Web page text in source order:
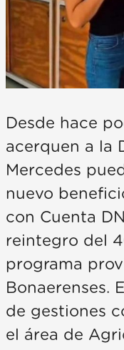
Desde hace
acerquen a la
Mercedes
nuevo
con Cuenta
reintegro del
programa
Bonaerenses.
de gestiones
el área de